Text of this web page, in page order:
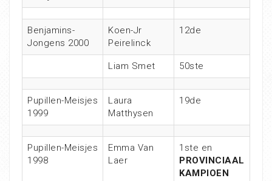
Benjamins-
Jongens 2000
Koen-Jr
Peirelinck
12de
Liam Smet 50ste
Pupillen-Meisjes
1999
Laura
Matthysen
19de
Pupillen-Meisjes
1998
Emma Van
Laer
1ste en
PROVINCIAAL
KAMPIOEN